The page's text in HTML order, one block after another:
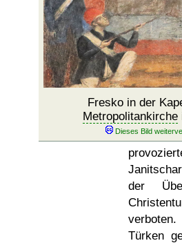
Fresko in der
Metropolitankirche
der
Türken